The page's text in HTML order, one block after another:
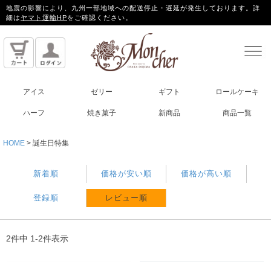
地震の影響により、九州一部地域への配送停止・遅延が発生しております。詳
細はヤマト運輸HPをご確認ください。
アイス ゼリー ギフト ロールケーキ
ハーフ 焼き菓子 新商品 商品一覧
HOME 誕生日特集
新着順 価格が安い順 価格が高い順
登録順 レビュー順
2件中 1-2件表示